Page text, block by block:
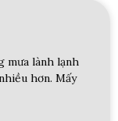
mưa lành lạnh
hơn. Mấy